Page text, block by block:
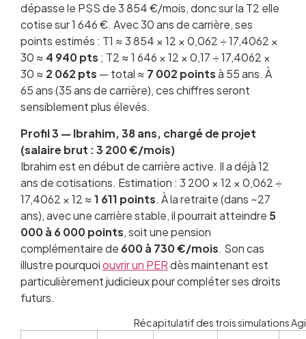
dépasse le PSS de 3 854 €/mois, donc sur la T2 elle
cotise sur 1 646 €. Avec 30 ans de carrière, ses
points estimés : T1 ≈ 3 854 × 12 × 0,062 ÷ 17,4062 ×
30 ≈ 4 940 pts ; T2 ≈ 1 646 × 12 × 0,17 ÷ 17,4062 ×
30 ≈ 2 062 pts — total ≈ 7 002 pointsà 55 ans. À
65 ans (35 ans de carrière), ces chiffres seront
sensiblement plus élevés.
Profil 3 — Ibrahim, 38 ans, chargé de projet
(salaire brut : 3 200 €/mois)
Ibrahim est en début de carrière active. Il a déjà 12
ans de cotisations. Estimation : 3 200 × 12 × 0,062 ÷
17,4062 × 12 ≈1 611 points. À la retraite (dans ~27
ans), avec une carrière stable, il pourrait atteindre 5
000 à 6 000 points, soit une pension
complémentaire de 600 à 730 €/mois. Son cas
illustre pourquoiouvrir un PERdès maintenant est
particulièrement judicieux pour compléter ses droits
futurs.
Récapitulatif des trois simulations